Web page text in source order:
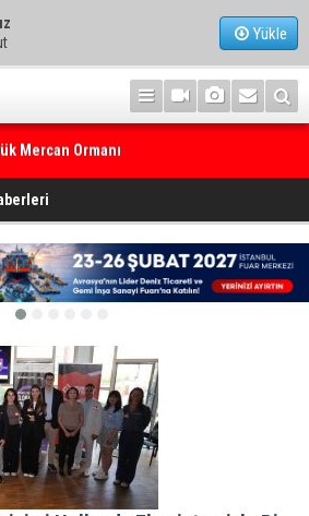
Yükle
Mercan Ormanı